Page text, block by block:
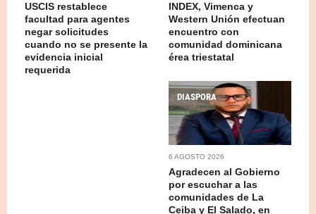
USCIS restablece
facultad para agentes
negar solicitudes
cuando no se presente la
evidencia inicial
requerida
INDEX, Vimenca y
Western Unión efectuan
encuentro con
comunidad dominicana
érea triestatal
DIASPORA
6 AGOSTO 2026
Agradecen al Gobierno
por escuchar a las
comunidades de La
Ceiba y El Salado, en